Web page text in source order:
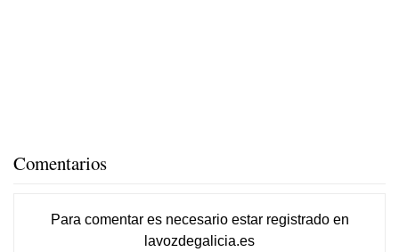
Comentarios
Para comentar es necesario estar registradoen
lavozdegalicia.es